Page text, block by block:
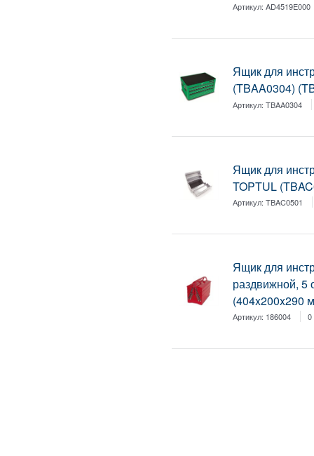
Артикул:AD4519E000
Ящик для
(TBAA0304)
Артикул:TBAA0304
Ящик для
TOPTUL
Артикул:TBAC0501
Ящик для
раздвижной, 5
(404x200x290
Артикул: 186004 0